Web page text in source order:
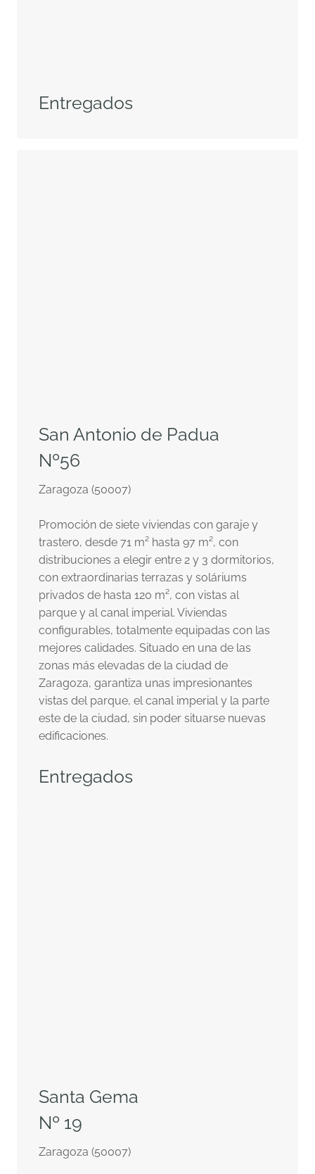
Entregados
San Antonio de Padua
Nº56
Zaragoza (50007)
Promoción de siete viviendas con garaje y
trastero, desde 71 m² hasta 97 m², con
distribuciones a elegir entre 2 y 3 dormitorios,
con extraordinarias terrazas y soláriums
privados de hasta 120 m², con vistas al
parque y al canal imperial. Viviendas
configurables, totalmente equipadas con las
mejores calidades. Situado en una de las
zonas más elevadas de la ciudad de
Zaragoza, garantiza unas impresionantes
vistas del parque, el canal imperial y la parte
este de la ciudad, sin poder situarse nuevas
edificaciones.
Entregados
Santa Gema
Nº 19
Zaragoza (50007)